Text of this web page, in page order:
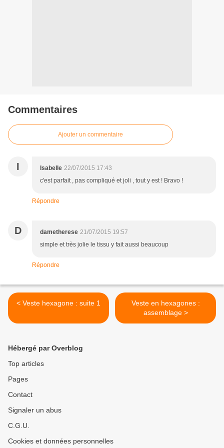
Commentaires
Ajouter un commentaire
I Isabelle 22/07/2015 17:43
c'est parfait , pas compliqué et joli , tout y est ! Bravo !
Répondre
D dametherese 21/07/2015 19:57
simple et très jolie le tissu y fait aussi beaucoup
Répondre
< Veste hexagone : suite 1
Veste en hexagones :
assemblage >
Hébergé par Overblog
Top articles
Pages
Contact
Signaler un abus
C.G.U.
Cookies et données personnelles